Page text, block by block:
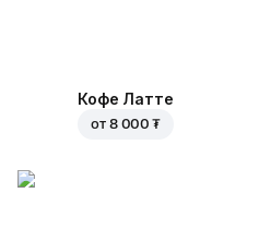
Кофе Латте
от 8 000 ₮